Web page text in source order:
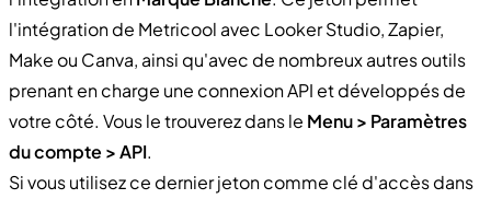
l'intégration de Metricool avec Looker Studio, Zapier,
Make ou Canva, ainsi qu'avec de nombreux autres outils
prenant en charge une connexion API et développés de
votre côté. Vous le trouverez dans le Menu > Paramètres
du compte > API.
Si vous utilisez ce dernier jeton comme clé d'accès dans